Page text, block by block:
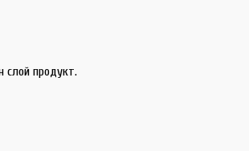
слой продукт.